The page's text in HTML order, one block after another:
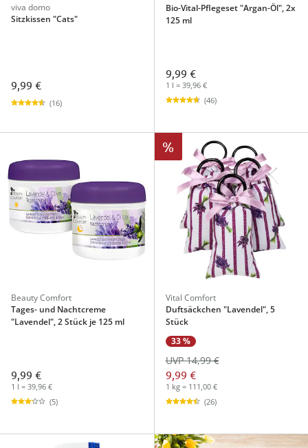
viva domo
Sitzkissen "Cats"
9,99 €
(16)
Bio-Vital-Pflegeset "Argan-Öl", 2x
125 ml
9,99 €
1 l = 39,96 €
(46)
Beauty Comfort
Tages- und Nachtcreme
"Lavendel", 2 Stück je 125 ml
9,99 €
1 l = 39,96 €
(5)
%
Vital Comfort
Duftsäckchen "Lavendel", 5
Stück
33 %
9,99 €
UVP 14,99 €
1 kg = 111,00 €
(26)